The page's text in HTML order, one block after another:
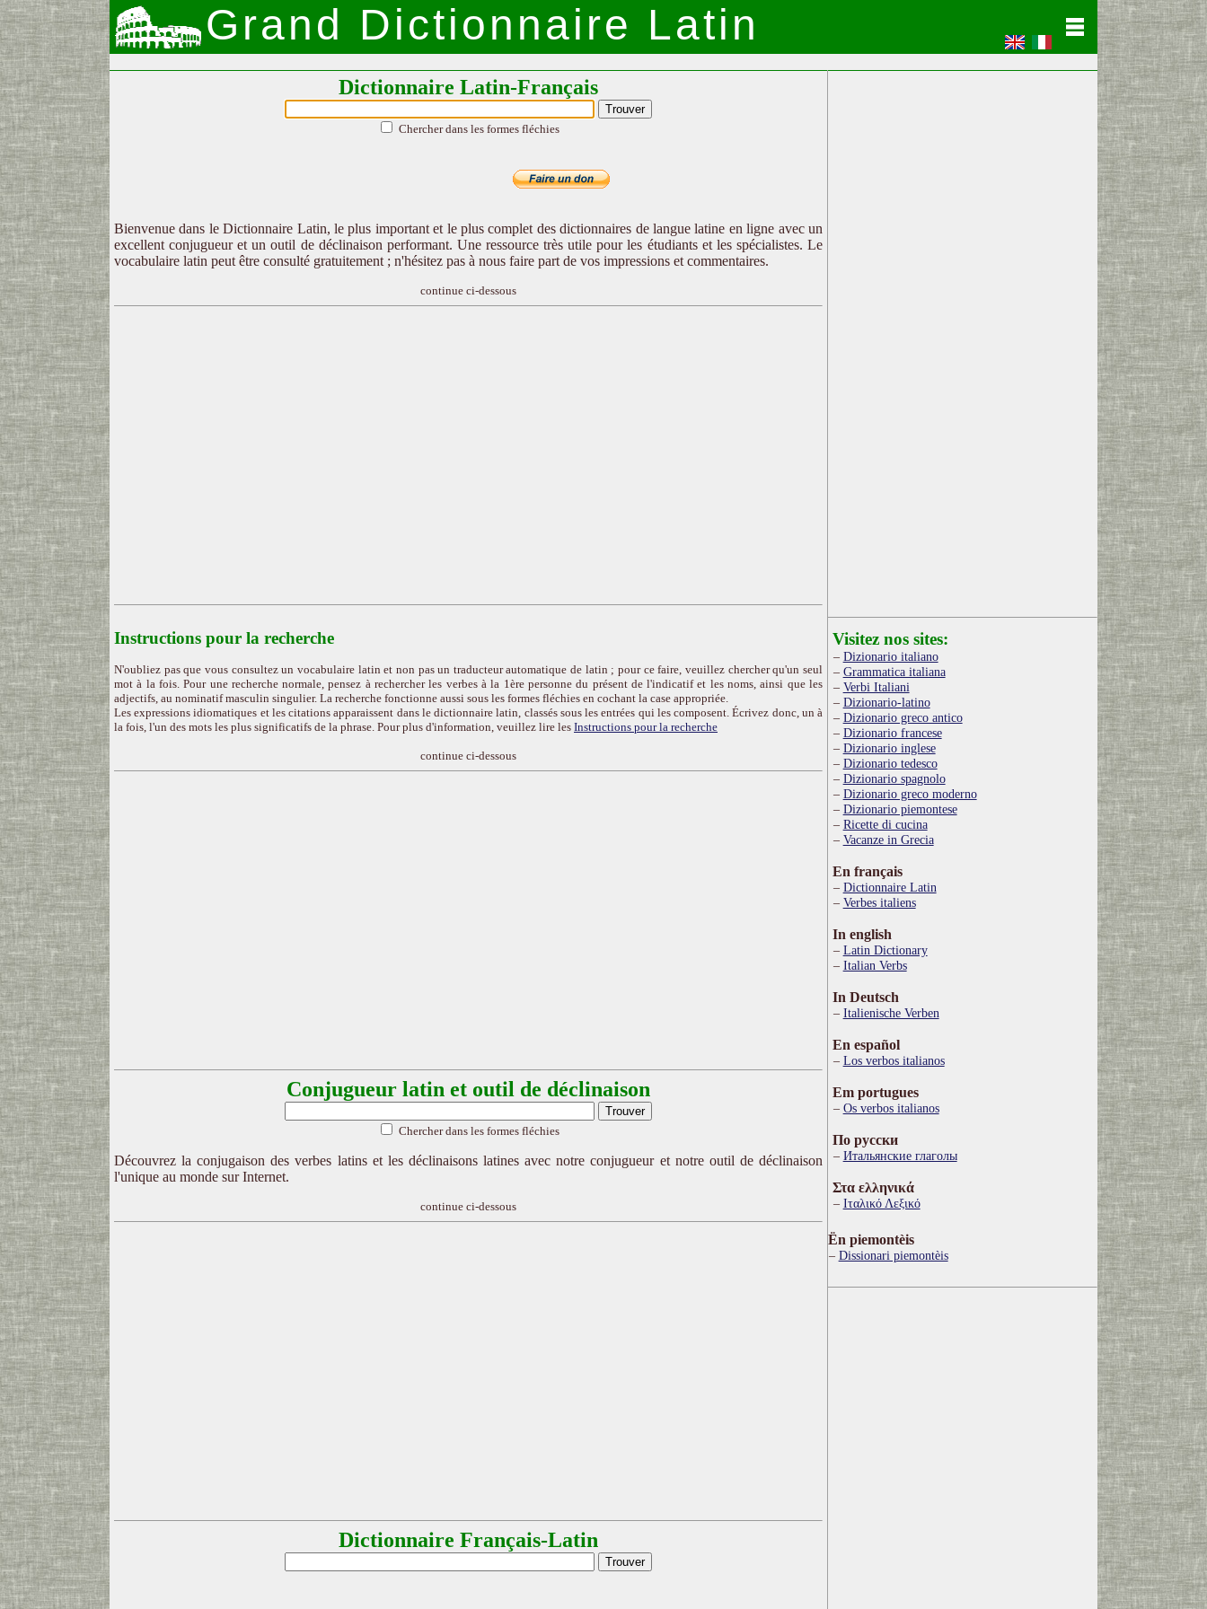
Grand Dictionnaire Latin
Dictionnaire Latin-Français
Chercher dans les formes fléchies
Bienvenue dans le Dictionnaire Latin, le plus important et le plus complet des dictionnaires de langue latine en ligne avec un
excellent conjugueur et un outil de déclinaison performant. Une ressource très utile pour les étudiants et les spécialistes. Le
vocabulaire latin peut être consulté gratuitement ; n'hésitez pas à nous faire part de vos impressions et commentaires.
continue ci-dessous
Instructions pour la recherche
N'oubliez pas que vous consultez un vocabulaire latin et non pas un traducteur automatique de latin ; pour ce faire, veuillez chercher qu'un seul
mot à la fois. Pour une recherche normale, pensez à rechercher les verbes à la 1ère personne du présent de l'indicatif et les noms, ainsi que les
adjectifs, au nominatif masculin singulier. La recherche fonctionne aussi sous les formes fléchies en cochant la case appropriée.
Les expressions idiomatiques et les citations apparaissent dans le dictionnaire latin, classés sous les entrées qui les composent. Écrivez donc, un à
la fois, l'un des mots les plus significatifs de la phrase. Pour plus d'information, veuillez lire les Instructions pour la recherche
continue ci-dessous
Conjugueur latin et outil de déclinaison
Chercher dans les formes fléchies
Découvrez la conjugaison des verbes latins et les déclinaisons latines avec notre conjugueur et notre outil de déclinaison
l'unique au monde sur Internet.
continue ci-dessous
Dictionnaire Français-Latin
Visitez nos sites:
Dizionario italiano
Grammatica italiana
Verbi Italiani
Dizionario-latino
Dizionario greco antico
Dizionario francese
Dizionario inglese
Dizionario tedesco
Dizionario spagnolo
Dizionario greco moderno
Dizionario piemontese
Ricette di cucina
Vacanze in Grecia
En français
Dictionnaire Latin
Verbes italiens
In english
Latin Dictionary
Italian Verbs
In Deutsch
Italienische Verben
En español
Los verbos italianos
Em portugues
Os verbos italianos
По русски
Итальянские глаголы
Στα ελληνικά
Ιταλικό Λεξικό
Ën piemontèis
Dissionari piemontèis